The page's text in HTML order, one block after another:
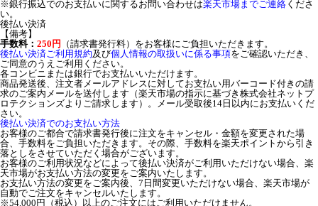
※銀行振込でのお支払いに関するお問い合わせは楽天市場までご連絡 くださ
い。
後払い決済
【備考】
手数料： 250円 （請求書発行料）をお客様にご負担いただきます。
後払い決済ご利用規約及び個人情報の取扱いに係る事項をご確認いただき、
ご同意のうえご利用ください。
各コンビニまたは銀行でお支払いいただけます。
商品発送後、注文者メールアドレスに対してお支払い用バーコード付きの請
求のご案内メールを送付します（楽天市場の指示に基づき株式会社ネットプ
ロテクションズよりご請求します）。メール受取後14日以内にお支払いくだ
さい。
後払い決済でのお支払い方法
お客様のご都合で請求書発行後に注文をキャンセル・金額を変更された場
合、手数料をご負担いただきます。その際、手数料を楽天ポイントから引き
落としをさせていただく場合がございます。
お客様のご利用状況などによって後払い決済がご利用いただけない場合、楽
天市場がお支払い方法の変更をご案内いたします。
お支払い方法の変更をご案内後、7日間変更いただけない場合、楽天市場が
自動でご注文をキャンセルいたします。
※54,000円（税込）以上のご注文にはご利用いただけません。